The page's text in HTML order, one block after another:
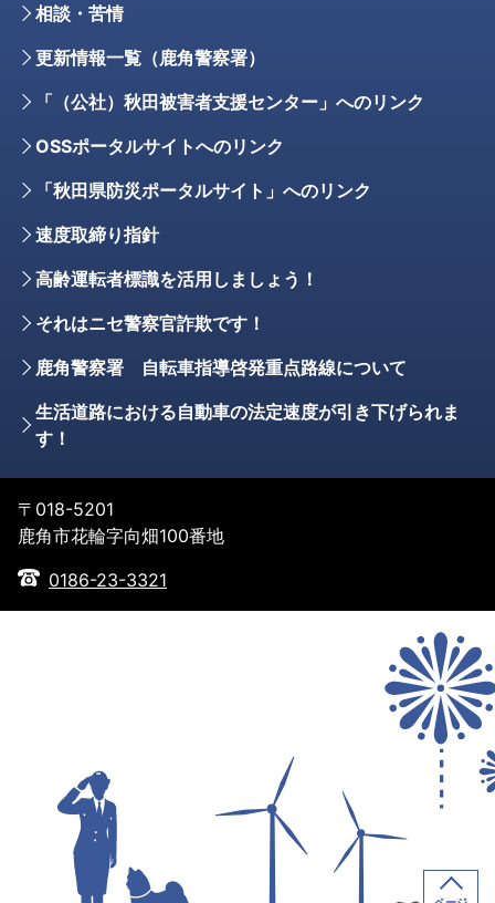
相談・苦情
更新情報一覧（鹿角警察署）
「（公社）秋田被害者支援センター」へのリンク
OSSポータルサイトへのリンク
「秋田県防災ポータルサイト」へのリンク
速度取締り指針
高齢運転者標識を活用しましょう！
それはニセ警察官詐欺です！
鹿角警察署 自転車指導啓発重点路線について
生活道路における自動車の法定速度が引き下げられま
す！
〒018-5201
鹿角市花輪字向畑100番地
0186-23-3321